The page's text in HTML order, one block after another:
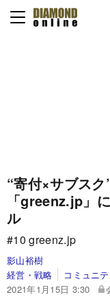
“寄付×サブス
「greenz.jp」
ル
#10 greenz.jp
影山裕樹
経営・戦略
コミュニ
2021年1月15日 3:30